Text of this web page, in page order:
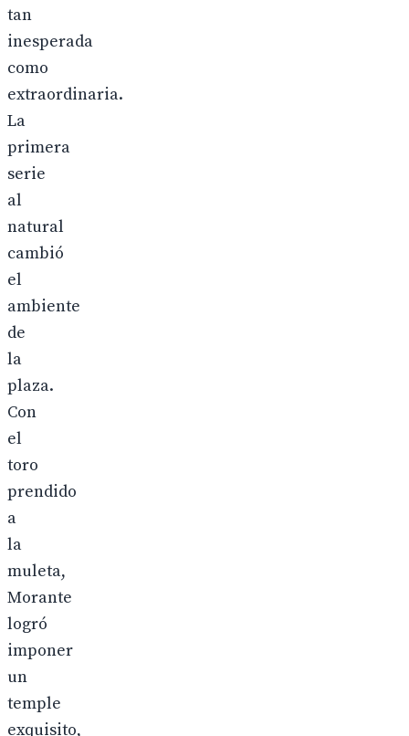
tan
inesperada
como
extraordinaria.
La
primera
serie
al
natural
cambió
el
ambiente
de
la
plaza.
Con
el
toro
prendido
a
la
muleta,
Morante
logró
imponer
un
temple
exquisito,